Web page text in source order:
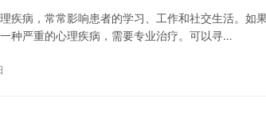
疾病，常常影响患者的学习、工作和社交生活。如
种严重的心理疾病，需要专业治疗。可以寻…